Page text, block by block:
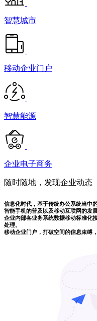
智慧城市
移动企业门户
智慧能源
企业电子商务
随时随地，发现企业动态
信息化时代，基于传统办公系统当中
智能手机的普及以及移动互联网的发
企业内部各业务系统数据移动标准化
处理。
移动企业门户，打破空间的信息束缚